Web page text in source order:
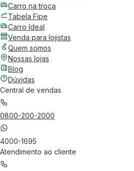
Carro na troca
Tabela Fipe
Carro Ideal
Venda para lojistas
Quem somos
Nossas lojas
Blog
Dúvidas
Central de vendas
0800-200-2000
4000-1695
Atendimento ao cliente